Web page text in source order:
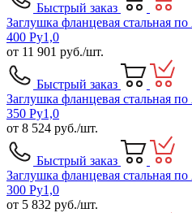
Быстрый заказ
Заглушка фланцевая стальная
400 Ру1,0
от 11 901 руб./шт.
Быстрый заказ
Заглушка фланцевая стальная
350 Ру1,0
от 8 524 руб./шт.
Быстрый заказ
Заглушка фланцевая стальная
300 Ру1,0
от 5 832 руб./шт.